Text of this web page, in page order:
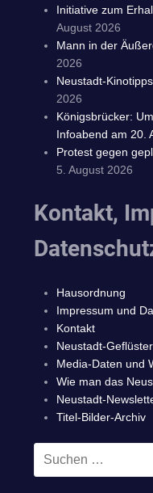
Initiative zum
August 2026
Mann in der
2026
Neustadt-
2026
Königsbrücker:
Infoabend am 20.
Protest gegen
5. August 2026
Kontakt,
Hausordnung
Impressum und
Kontakt
Neustadt-
Media-Daten und
Wie man das
Neustadt-
Titel-Bilder-Archiv
Suchen